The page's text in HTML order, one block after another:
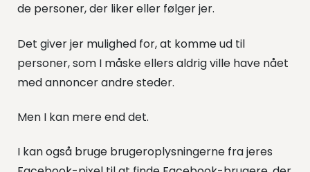
de personer, der liker eller følger jer.
Det giver jer mulighed for, at komme ud til
personer, som I måske ellers aldrig ville have nået
med annoncer andre steder.
Men I kan mere end det.
I kan også bruge brugeroplysningerne fra jeres